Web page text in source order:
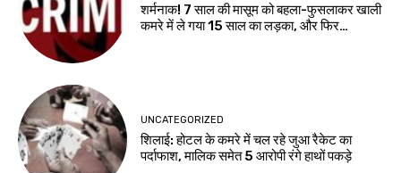
शर्मनाक! 7 साल की मासूम को बहला-फुसलाकर खाली
कमरे में ले गया 15 साल का लड़का, और फिर…
UNCATEGORIZED
शिलाई: होटल के कमरे में चल रहे जुआ रैकेट का
पर्दाफाश, मालिक समेत 5 आरोपी रंगे हाथों पकड़े